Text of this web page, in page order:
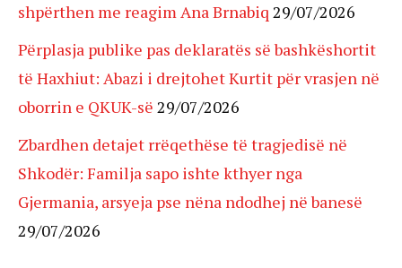
shpërthen me reagim Ana Brnabiq 29/07/2026
Përplasja publike pas deklaratës së bashkëshortit
të Haxhiut: Abazi i drejtohet Kurtit për vrasjen në
oborrin e QKUK-së 29/07/2026
Zbardhen detajet rrëqethëse të tragjedisë në
Shkodër: Familja sapo ishte kthyer nga
Gjermania, arsyeja pse nëna ndodhej në banesë
29/07/2026